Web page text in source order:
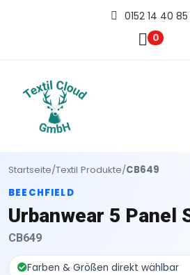
0152 14 40
0
Startseite/Textil Produkte/CB649
BEECHFIELD
Urbanwear 5 Panel
CB649
Farben & Größen direkt wählbar